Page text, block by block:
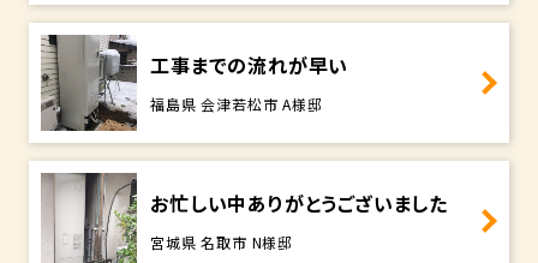
工事までの流れが早い
福島県 会津若松市 A様邸
お忙しい中ありがとうございました
宮城県 名取市 N様邸